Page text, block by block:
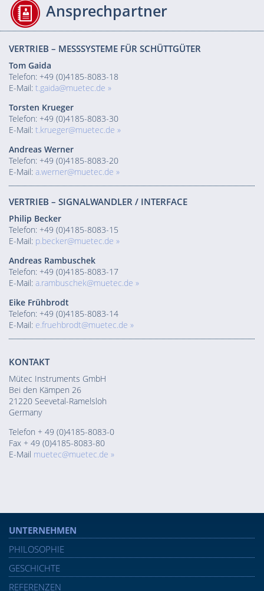
Ansprechpartner
VERTRIEB – MESSSYSTEME FÜR SCHÜTTGÜTER
Tom Gaida
Telefon: +49 (0)4185-8083-18
E-Mail: t.gaida@muetec.de »
Torsten Krueger
Telefon: +49 (0)4185-8083-30
E-Mail: t.krueger@muetec.de »
Andreas Werner
Telefon: +49 (0)4185-8083-20
E-Mail: a.werner@muetec.de »
VERTRIEB – SIGNALWANDLER / INTERFACE
Philip Becker
Telefon: +49 (0)4185-8083-15
E-Mail: p.becker@muetec.de »
Andreas Rambuschek
Telefon: +49 (0)4185-8083-17
E-Mail: a.rambuschek@muetec.de »
Eike Frühbrodt
Telefon: +49 (0)4185-8083-14
E-Mail: e.fruehbrodt@muetec.de »
KONTAKT
Mütec Instruments GmbH
Bei den Kämpen 26
21220 Seevetal-Ramelsloh
Germany
Telefon + 49 (0)4185-8083-0
Fax + 49 (0)4185-8083-80
E-Mail muetec@muetec.de »
UNTERNEHMEN
PHILOSOPHIE
GESCHICHTE
REFERENZEN